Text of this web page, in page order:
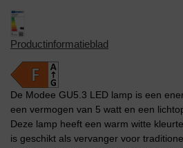
Productinformatieblad
De Modee GU5.3 LED lamp is een
een vermogen van 5 watt en een
Deze lamp heeft een warm witte
is geschikt als vervanger voor